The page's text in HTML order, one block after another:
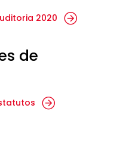
2020
de